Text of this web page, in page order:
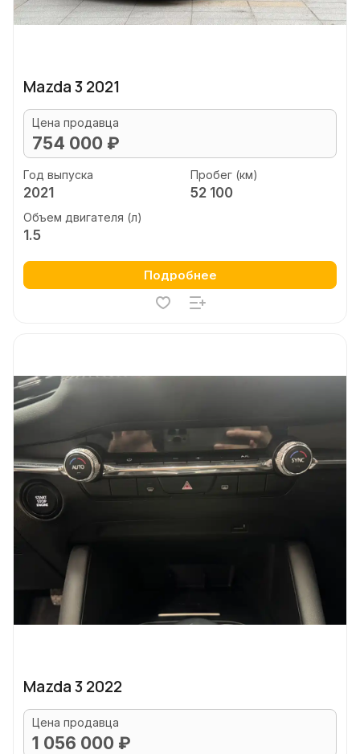
Mazda 3 2021
Цена продавца
754 000 ₽
Год выпуска
2021
Пробег (км)
52 100
Объем двигателя (л)
1.5
Подробнее
Mazda 3 2022
Цена продавца
1 056 000 ₽